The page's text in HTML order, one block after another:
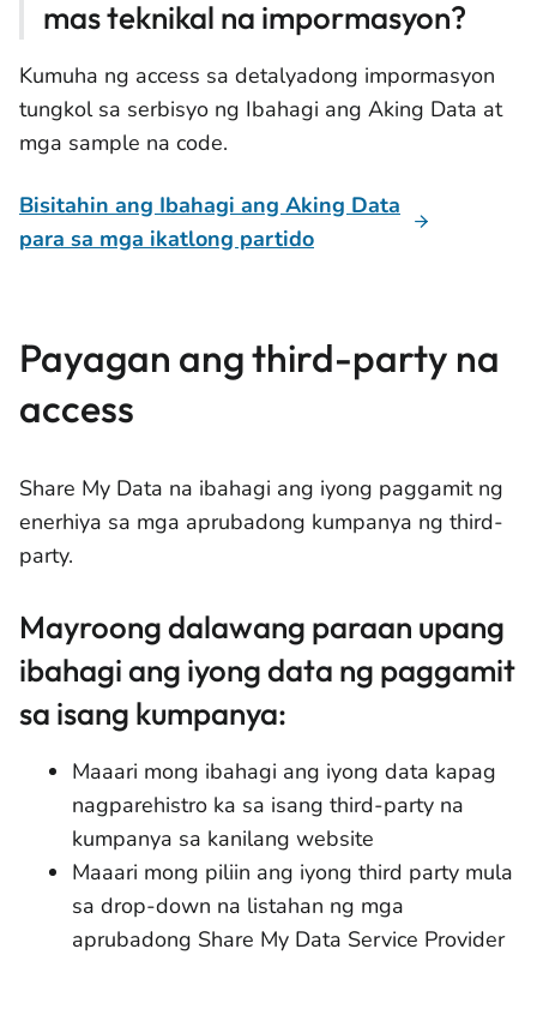
mas teknikal na impormasyon?
Kumuha ng access sa detalyadong impormasyon
tungkol sa serbisyo ng Ibahagi ang Aking Data at
mga sample na code.
Bisitahin ang Ibahagi ang Aking Data
para sa mga ikatlong partido
Payagan ang third-party na
access
Share My Data na ibahagi ang iyong paggamit ng
enerhiya sa mga aprubadong kumpanya ng third-
party.
Mayroong dalawang paraan upang
ibahagi ang iyong data ng paggamit
sa isang kumpanya:
Maaari mong ibahagi ang iyong data kapag
nagparehistro ka sa isang third-party na
kumpanya sa kanilang website
Maaari mong piliin ang iyong third party mula
sa drop-down na listahan ng mga
aprubadong Share My Data Service Provider